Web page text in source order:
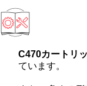
C470カートリ
ています。